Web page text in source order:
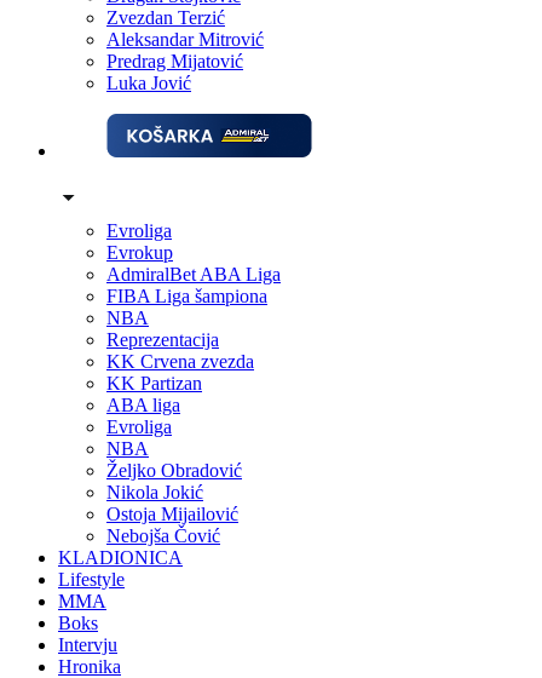
Zvezdan Terzić
Aleksandar Mitrović
Predrag Mijatović
Luka Jović
Evroliga
Evrokup
AdmiralBet ABA Liga
FIBA Liga šampiona
NBA
Reprezentacija
KK Crvena zvezda
KK Partizan
ABA liga
Evroliga
NBA
Željko Obradović
Nikola Jokić
Ostoja Mijailović
Nebojša Čović
KLADIONICA
Lifestyle
MMA
Boks
Intervju
Hronika